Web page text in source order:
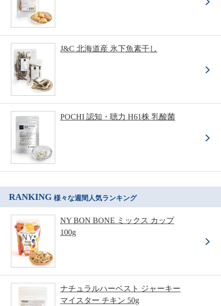
J&C 北海道産 氷下魚素干し
POCHI 認知・聴力 H61株 乳酸菌
RANKING 様々な週間人気ランキング
NY BON BONE ミックス カップ
100g
ナチュラルハーベスト ジャーキー
マイスター チキン 50g